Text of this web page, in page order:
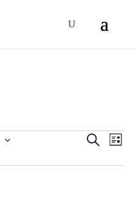
Buscar
de
Lista